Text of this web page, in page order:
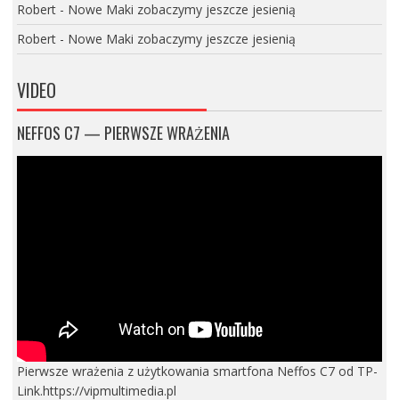
Robert- Nowe Maki zobaczymy jeszcze jesienią
Robert- Nowe Maki zobaczymy jeszcze jesienią
VIDEO
NEFFOS C7 — PIERWSZE WRAŻENIA
Pierwsze wrażenia z użytkowania smartfona Neffos C7 od TP-
Link.https://vipmultimedia.pl